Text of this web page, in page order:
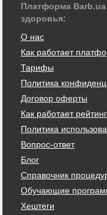
Платформа Barb.ua
здоровья:
О нас
Как работает
Тарифы
Политика
Договор оферты
Как работает рейтинг
Политика
Вопрос-ответ
Блог
Справочник
Обучающие
Хештеги